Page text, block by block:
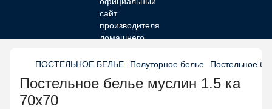
ПОСТЕЛЬНОЕ БЕЛЬЕ Полуторное белье Постельное
Постельное белье муслин 1.5 ка
70х70